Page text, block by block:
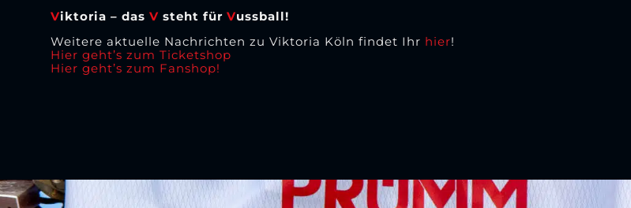
Viktoria – das Vsteht für Vussball!
Weitere aktuelle Nachrichten zu Viktoria Köln findet Ihr hier!
Hier geht’s zum Ticketshop
Hier geht’s zum Fanshop!